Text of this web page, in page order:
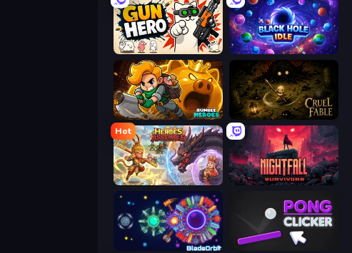
Gun Hero: Cat Survival Black Hole Idle
Rumble Heroes Cruel Fable
Hot
Heroes Assemble Nightfall Survivors
BladeOrbit.io Pong Clicker